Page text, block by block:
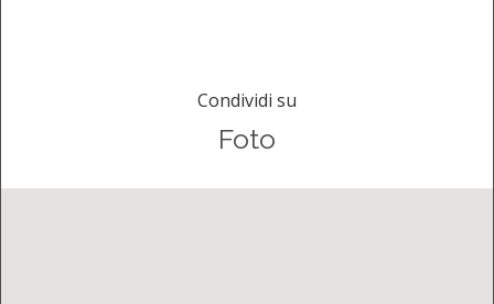
Condividi su
Foto